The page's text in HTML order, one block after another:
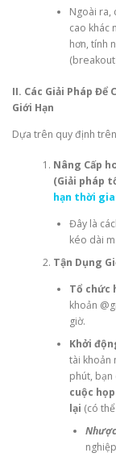
Ngoài ra,
cao khác
hơn, tính
II. Các Giải Pháp Để
Giới Hạn
Dựa trên quy định
Nâng Cấp
(Giải pháp
hạn thời
Đây là
kéo dài
Tận Dụng
Tổ chức
khoản
giờ.
Khởi
tài khoản
phút, bạn
cuộc
lại (có